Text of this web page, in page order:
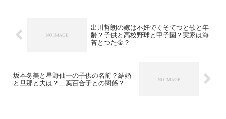
出川哲朗の嫁は不妊でくそてつと歌と年
齢？子供と高校野球と甲子園？実家は海
苔とつた金？
坂本冬美と星野仙一の子供の名前？結婚
と旦那と夫は？二葉百合子との関係？